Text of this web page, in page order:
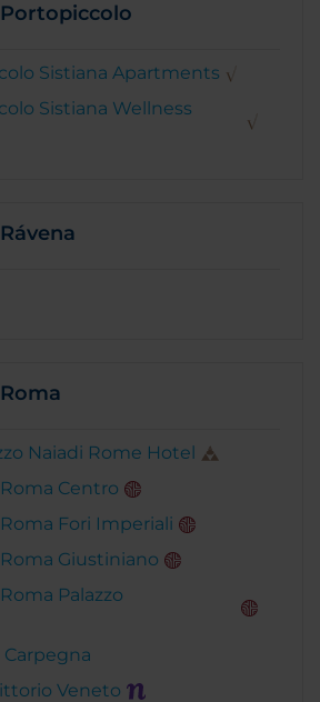
Sistiana Apartments
Sistiana Wellness
Naiadi Rome Hotel
Centro
Fori Imperiali
Giustiniano
Palazzo
Carpegna
Veneto